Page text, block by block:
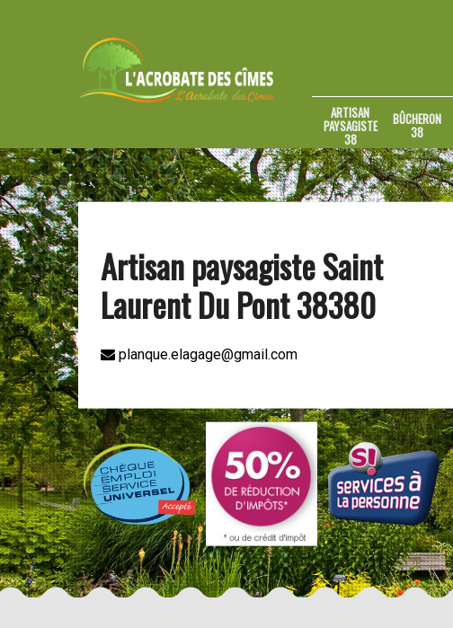
ARTISAN
PAYSAGISTE
38
BÛCHERON
38
Artisan paysagiste Saint
Laurent Du Pont 38380
planque.elagage@gmail.com